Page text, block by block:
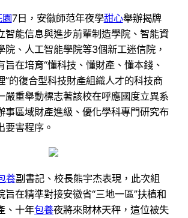
7日，安徽師范年夜學甜心舉辦揭牌
智能信息與進步前輩制造學院、智能資
院、人工智能學院等3個新工迷信院，
旨在培育“懂科技、懂財產、懂本錢、
”的復合型科技財產組織人才的科技商
嚴重舉動標志著該校在呼應國度立異系
事區域財產進級、優化學科專門研究布
要害程序。
養副書記、校長熊宇杰表現，此次組
旨在精準對接安徽省“三地一區”扶植和
、十年包養夜將來財林天秤，這位被失